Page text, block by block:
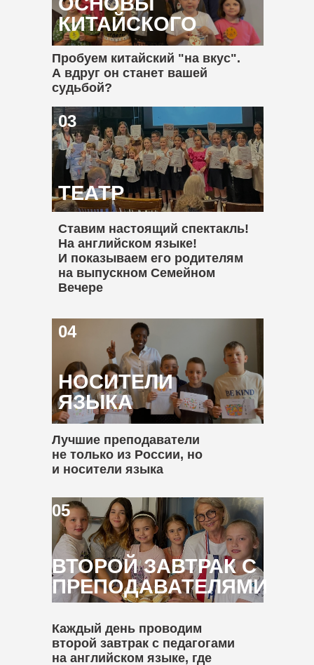
Пробуем китайский "на вкус".
А вдруг он станет вашей
судьбой?
КИТАЙСКОГО
Каждый день проводим
второй завтрак с педагогами
на английском языке, где
ВТОРОЙ ЗАВТРАК С
ПРЕПОДАВАТЕЛЯМИ
05
Ставим настоящий спектакль!
На английском языке!
И показываем его родителям
на выпускном Семейном
Вечере
ТЕАТР
03
Лучшие преподаватели
не только из России, но
и носители языка
НОСИТЕЛИ
ЯЗЫКА
04